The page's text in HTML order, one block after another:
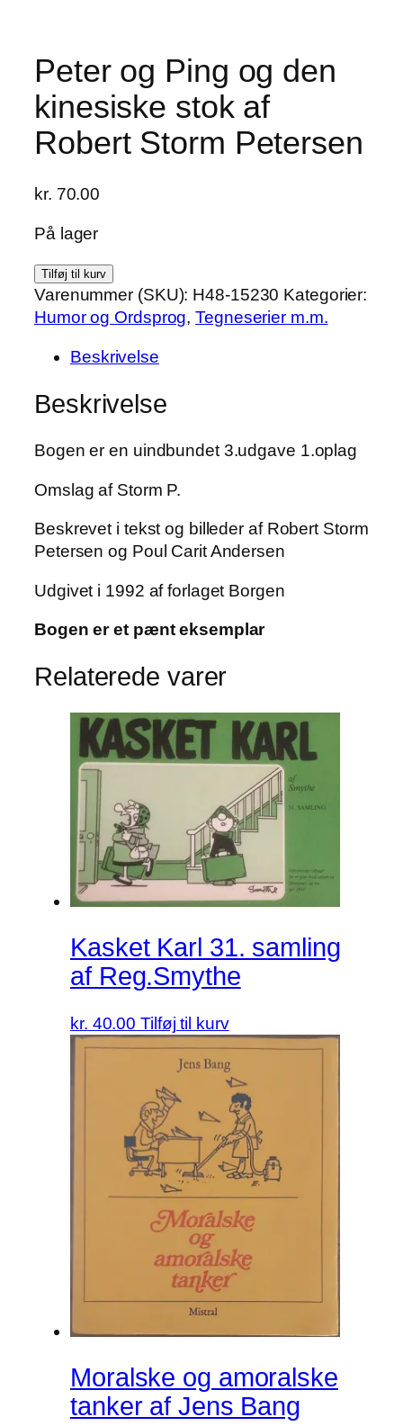
Peter og Ping og den
kinesiske stok af
Robert Storm Petersen
kr. 70.00
På lager
Peter
og
Ping
den
stok
Robert
Petersen
antal
Tilføj til kurv
Varenummer (SKU): H48-15230 Kategorier:
Humor og Ordsprog,Tegneserier m.m.
Beskrivelse
Beskrivelse
Bogen er en uindbundet 3.udgave 1.oplag
Omslag af Storm P.
Beskrevet i tekst og billeder af Robert Storm
Petersen og Poul Carit Andersen
Udgivet i 1992 af forlaget Borgen
Bogen er et pænt eksemplar
Relaterede varer
Kasket Karl 31. samling
af Reg.Smythe
kr. 40.00 Tilføj til kurv
Moralske og amoralske
tanker af Jens Bang